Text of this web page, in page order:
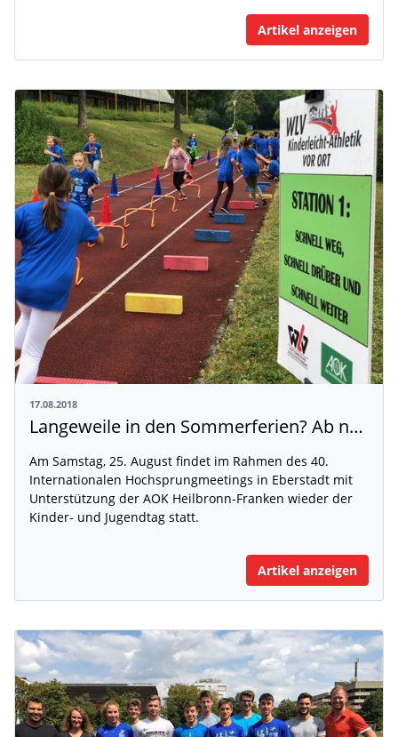
Artikel anzeigen
17.08.2018
Langeweile in den Sommerferien? Ab nach Eberstadt zum Kinder- und Jugendtag
Am Samstag, 25. August findet im Rahmen des 40.
Internationalen Hochsprungmeetings in Eberstadt mit
Unterstützung der AOK Heilbronn-Franken wieder der
Kinder- und Jugendtag statt.
Artikel anzeigen